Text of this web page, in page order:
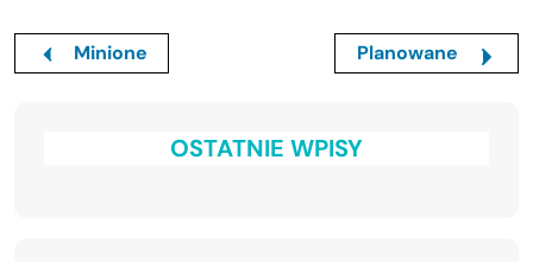
Minione Planowane
OSTATNIE WPISY